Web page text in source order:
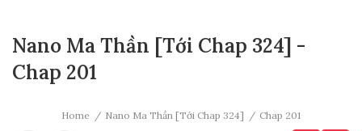
Nano Ma Thần [Tới Chap 324] -
Chap 201
Home Nano Ma Thần [Tới Chap 324] Chap 201